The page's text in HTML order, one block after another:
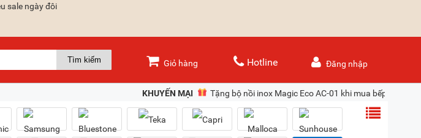
Đăng nhập
Giỏ hàng Hotline
KHUYẾN MẠI Tặng bộ nồi inox Magic Eco AC-01 khi mua bếp từ